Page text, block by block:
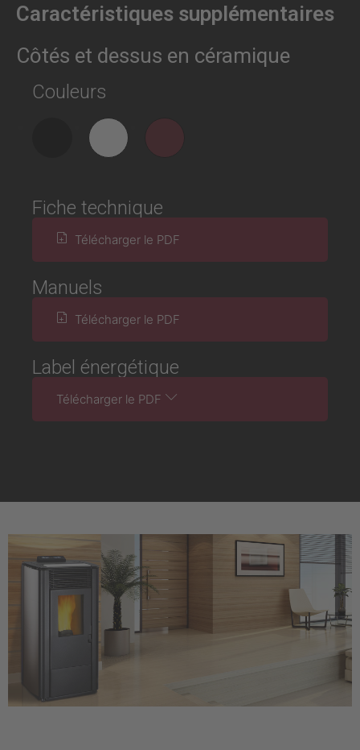
Caractéristiques supplémentaires
Côtés et dessus en céramique
Couleurs
Fiche technique
Télécharger le PDF
Manuels
Télécharger le PDF
Label énergétique
Télécharger le PDF